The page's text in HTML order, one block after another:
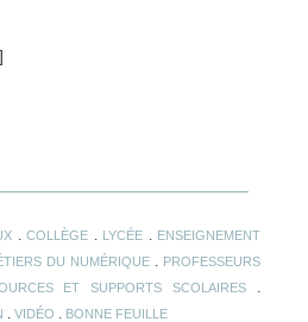
]
COLLÈGE LYCÉE
ENSEIGNEMENT
DU NUMÉRIQUE.
PROFESSEURS
ET SUPPORTS SCOLAIRES
VIDÉO BONNE FEUILLE